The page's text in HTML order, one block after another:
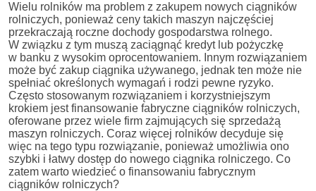
Wielu rolników ma problem z zakupem nowych ciągników
rolniczych, ponieważ ceny takich maszyn najczęściej
przekraczają roczne dochody gospodarstwa rolnego.
W związku z tym muszą zaciągnąć kredyt lub pożyczkę
w banku z wysokim oprocentowaniem. Innym rozwiązaniem
może być zakup ciągnika używanego, jednak ten może nie
spełniać określonych wymagań i rodzi pewne ryzyko.
Często stosowanym rozwiązaniem i korzystniejszym
krokiem jest finansowanie fabryczne ciągników rolniczych,
oferowane przez wiele firm zajmujących się sprzedażą
maszyn rolniczych. Coraz więcej rolników decyduje się
więc na tego typu rozwiązanie, ponieważ umożliwia ono
szybki i łatwy dostęp do nowego ciągnika rolniczego. Co
zatem warto wiedzieć o finansowaniu fabrycznym
ciągników rolniczych?